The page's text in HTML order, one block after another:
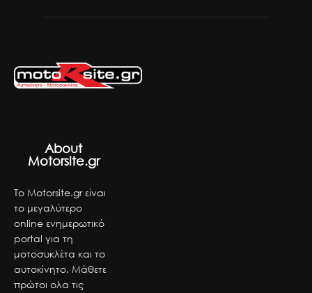
About
Motorsite.gr
Το Motorsite.gr είναι
το μεγαλύτερο
online ενημερωτικό
portal για τη
μοτοσυκλέτα και το
αυτοκίνητο. Μάθετε
πρώτοι ολα τις